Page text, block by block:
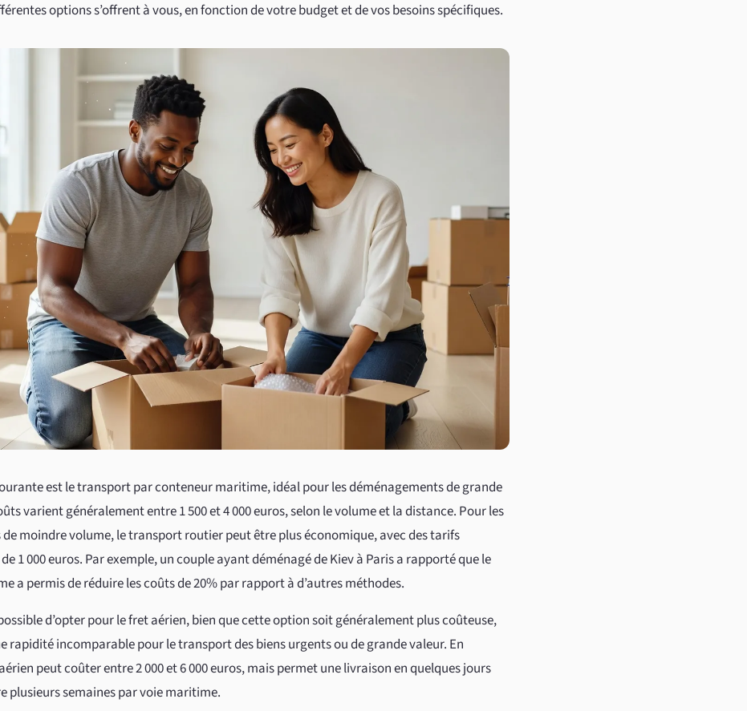
options s’offrent à vous, en fonction de votre budget et de vos besoins spécifiques.
est le transport par conteneur maritime, idéal pour les déménagements de grande
varient généralement entre 1 500 et 4 000 euros, selon le volume et la distance. Pour les
moindre volume, le transport routier peut être plus économique, avec des tarifs
1 000 euros. Par exemple, un couple ayant déménagé de Kiev à Paris a rapporté que le
a permis de réduire les coûts de 20% par rapport à d’autres méthodes.
d’opter pour le fret aérien, bien que cette option soit généralement plus coûteuse,
rapidité incomparable pour le transport des biens urgents ou de grande valeur. En
peut coûter entre 2 000 et 6 000 euros, mais permet une livraison en quelques jours
plusieurs semaines par voie maritime.